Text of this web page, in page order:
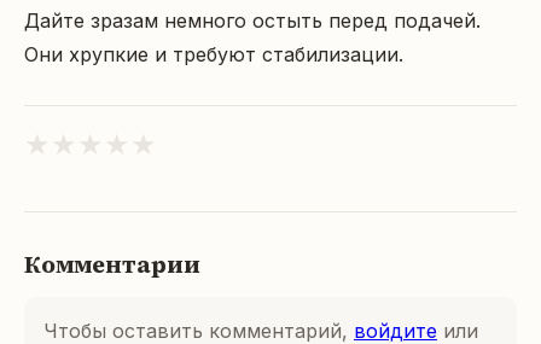
Дайте зразам немного остыть перед подачей.
Они хрупкие и требуют стабилизации.
★ ★ ★ ★ ★
Комментарии
Чтобы оставить комментарий, войдите или